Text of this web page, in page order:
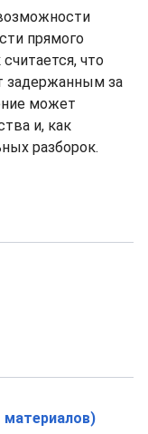
прямого
что
задержанным за
может
и, как
разборок.
материалов)